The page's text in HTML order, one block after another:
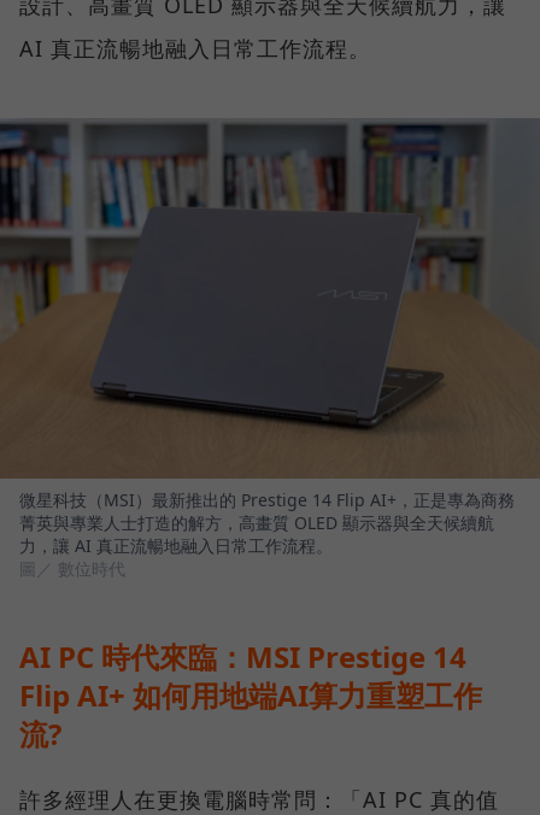
AI 真正流暢地融入日常工作流程。
微星科技（MSI）最新推出的 Prestige 14 Flip AI+，正是專為商務
菁英與專業人士打造的解方，高畫質 OLED 顯示器與全天候續航
力，讓 AI 真正流暢地融入日常工作流程。
圖／ 數位時代
AI PC 時代來臨：MSI Prestige 14
Flip AI+ 如何用地端AI算力重塑工作
流?
許多經理人在更換電腦時常問：「AI PC 真的值